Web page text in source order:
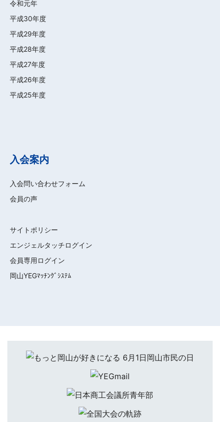
令和元年
平成30年度
平成29年度
平成28年度
平成27年度
平成26年度
平成25年度
入会案内
入会問い合わせフォーム
会員の声
サイトポリシー
エンジェルタッチログイン
会員専用ログイン
岡山YEGﾏｯﾁﾝｸﾞｼｽﾃﾑ